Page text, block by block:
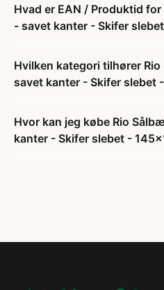
Hvad er EAN / Produktid
- savet kanter - Skifer
Hvilken kategori tilhører
savet kanter - Skifer slebet
Hvor kan jeg købe Rio
kanter - Skifer slebet -